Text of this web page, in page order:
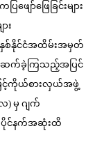
ော်ဖြေခြင်းများ
း
စ်နိုင်ငံအထိမ်းအမှတ်
ဆက်ခဲ့ကြသည့်အပြင်
င့်ကိုယ်စားလှယ်အဖွဲ့
) မှ ဂျက်
ပိုင်နက်အဆုံးထိ